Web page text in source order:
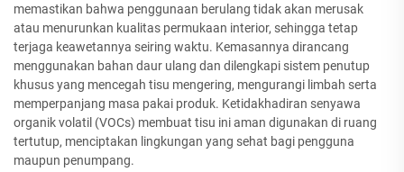
memastikan bahwa penggunaan berulang tidak akan merusak
atau menurunkan kualitas permukaan interior, sehingga tetap
terjaga keawetannya seiring waktu. Kemasannya dirancang
menggunakan bahan daur ulang dan dilengkapi sistem penutup
khusus yang mencegah tisu mengering, mengurangi limbah serta
memperpanjang masa pakai produk. Ketidakhadiran senyawa
organik volatil (VOCs) membuat tisu ini aman digunakan di ruang
tertutup, menciptakan lingkungan yang sehat bagi pengguna
maupun penumpang.